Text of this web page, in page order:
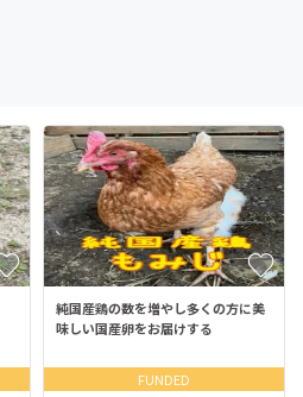
純国産鶏の数を増やし多くの方に美
味しい国産卵をお届けする
FUNDED